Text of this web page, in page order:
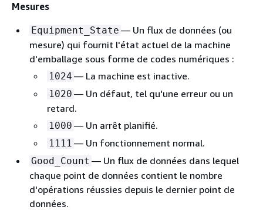
Mesures
Equipment_State — Un flux de données (ou
mesure) qui fournit l'état actuel de la machine
d'emballage sous forme de codes numériques :
1024 — La machine est inactive.
1020 — Un défaut, tel qu'une erreur ou un
retard.
1000 — Un arrêt planifié.
1111 — Un fonctionnement normal.
Good_Count — Un flux de données dans lequel
chaque point de données contient le nombre
d'opérations réussies depuis le dernier point de
données.